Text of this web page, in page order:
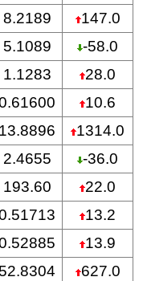
8.2189
147.0
5.1089
-58.0
1.1283
28.0
10.6
13.8896
1314.0
2.4655
-36.0
193.60
22.0
13.2
13.9
52.8304
627.0